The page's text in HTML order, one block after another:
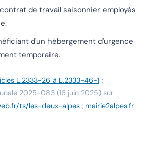
de travail saisonnier employés
d'un hébergement d'urgence
temporaire.
L.2333-26 à L.2333-46-1 ;
2025-083 (16 juin 2025) sur
ts/les-deux-alpes ; mairie2alpes.fr.